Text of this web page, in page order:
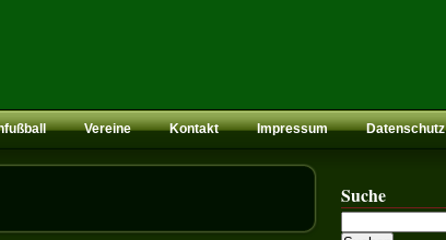
Vereine Kontakt Impressum Datenschutz
Suche